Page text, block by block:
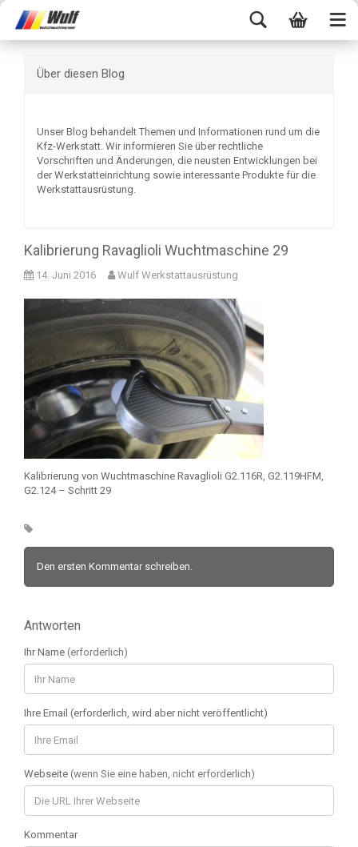
Über diesen Blog
Unser Blog behandelt Themen und Informationen rund um die
Kfz-Werkstatt. Wir informieren Sie über rechtliche
Vorschriften und Änderungen, die neusten Entwicklungen bei
der Werkstatteinrichtung sowie interessante Produkte für die
Werkstattausrüstung.
Kalibrierung Ravaglioli Wuchtmaschine 29
14. Juni 2016 Wulf Werkstattausrüstung
Kalibrierung von Wuchtmaschine Ravaglioli G2.116R, G2.119HFM,
G2.124 – Schritt 29
Den ersten Kommentar schreiben.
Antworten
Ihr Name (erforderlich)
Ihre Email (erforderlich, wird aber nicht veröffentlicht)
Webseite (wenn Sie eine haben, nicht erforderlich)
Kommentar